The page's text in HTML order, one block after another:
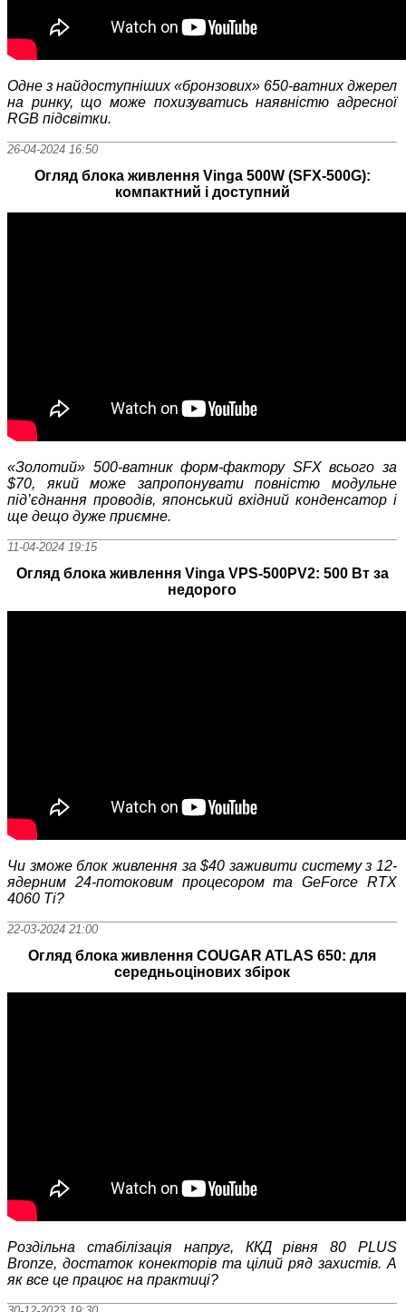
Одне з найдоступніших «бронзових» 650-ватних джерел
на ринку, що може похизуватись наявністю адресної
RGB підсвітки.
26-04-2024 16:50
Огляд блока живлення Vinga 500W (SFX-500G):
компактний і доступний
«Золотий» 500-ватникформ-фактору SFXвсього за
$70, який може запропонувати повністю модульне
під’єднання проводів, японський вхідний конденсатор і
ще дещо дуже приємне.
11-04-2024 19:15
Огляд блока живлення Vinga VPS-500PV2: 500 Вт за
недорого
Чи зможе блок живлення за $40 заживити систему з 12-
ядерним 24-потоковим процесором таGeForceRTX
4060 Ti?
22-03-2024 21:00
Огляд блока живлення COUGAR ATLAS 650: для
середньоцінових збірок
Роздільна стабілізація напруг, ККД рівня 80PLUS
Bronze, достаток конекторів та цілий ряд захистів. А
як все це працює на практиці?